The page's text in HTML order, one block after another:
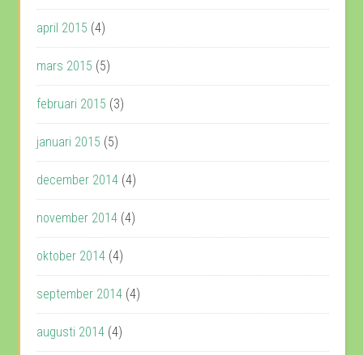
april 2015 (4)
mars 2015 (5)
februari 2015 (3)
januari 2015 (5)
december 2014 (4)
november 2014 (4)
oktober 2014 (4)
september 2014 (4)
augusti 2014 (4)